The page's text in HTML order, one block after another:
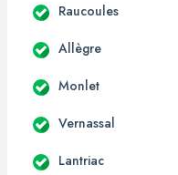
Raucoules
Allègre
Monlet
Vernassal
Lantriac